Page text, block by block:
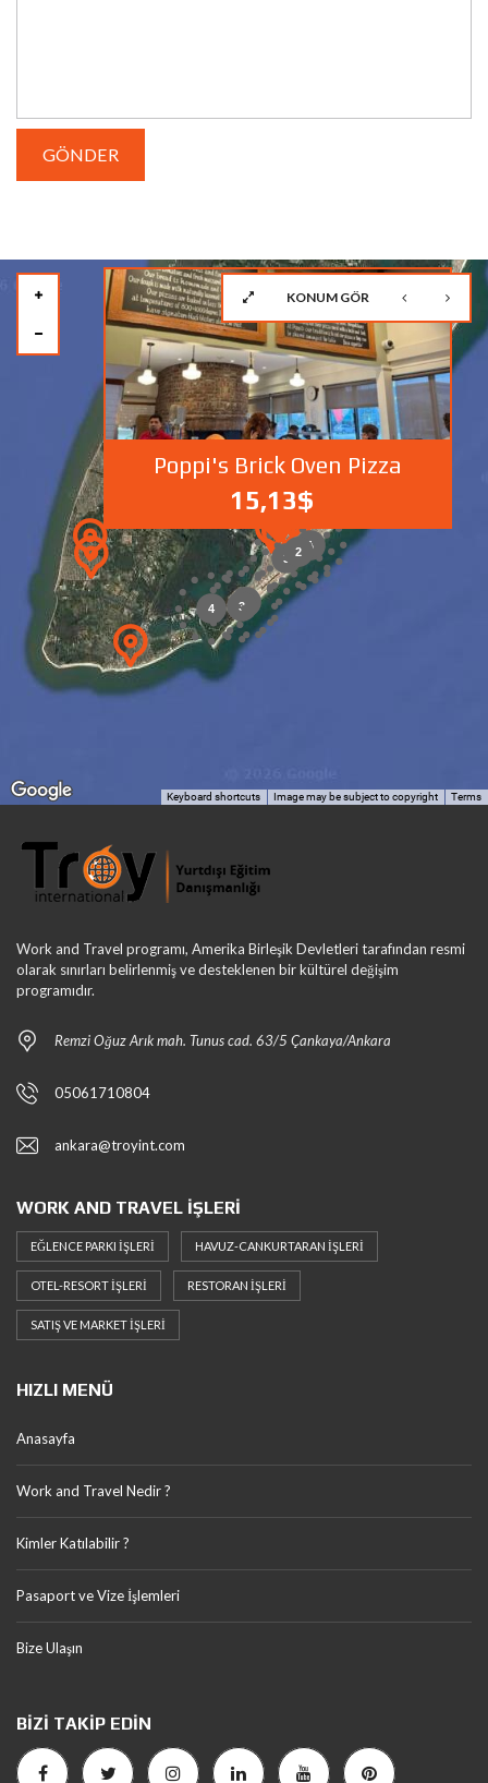
3
3
3
3
4
4
2
Poppi's Brick Oven Pizza
15,13$
Keyboard shortcuts Image may be subject to copyright Terms
KONUM GÖR
Work and Travel programı, Amerika Birleşik Devletleri tarafından resmi
olarak sınırları belirlenmiş ve desteklenen bir kültürel değişim
programıdır.
Remzi Oğuz Arık mah. Tunus cad. 63/5 Çankaya/Ankara
05061710804
ankara@troyint.com
WORK AND TRAVEL İŞLERI
EĞLENCE PARKI İŞLERI HAVUZ-CANKURTARAN İŞLERI
OTEL-RESORT İŞLERI RESTORAN İŞLERI
SATIŞ VE MARKET İŞLERI
HIZLI MENÜ
Anasayfa
Work and Travel Nedir ?
Kimler Katılabilir ?
Pasaport ve Vize İşlemleri
Bize Ulaşın
BIZI TAKIP EDIN